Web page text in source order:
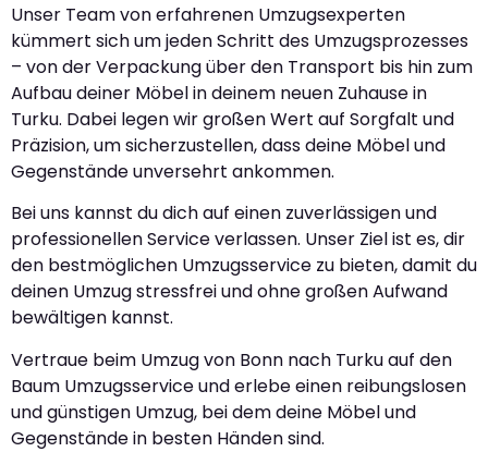
Unser Team von erfahrenen Umzugsexperten
kümmert sich um jeden Schritt des Umzugsprozesses
– von der Verpackung über den Transport bis hin zum
Aufbau deiner Möbel in deinem neuen Zuhause in
Turku. Dabei legen wir großen Wert auf Sorgfalt und
Präzision, um sicherzustellen, dass deine Möbel und
Gegenstände unversehrt ankommen.
Bei uns kannst du dich auf einen zuverlässigen und
professionellen Service verlassen. Unser Ziel ist es, dir
den bestmöglichen Umzugsservice zu bieten, damit du
deinen Umzug stressfrei und ohne großen Aufwand
bewältigen kannst.
Vertraue beim Umzug von Bonn nach Turku auf den
Baum Umzugsservice und erlebe einen reibungslosen
und günstigen Umzug, bei dem deine Möbel und
Gegenstände in besten Händen sind.